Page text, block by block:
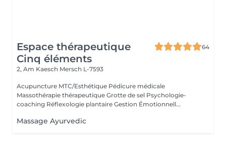
Espace thérapeutique
Cinq éléments
64
2, Am Kaesch Mersch L-7593
Acupuncture MTC/Esthétique Pédicure médicale
Massothérapie thérapeutique Grotte de sel Psychologie-
coaching Réflexologie plantaire Gestion Émotionnell...
Massage Ayurvedic